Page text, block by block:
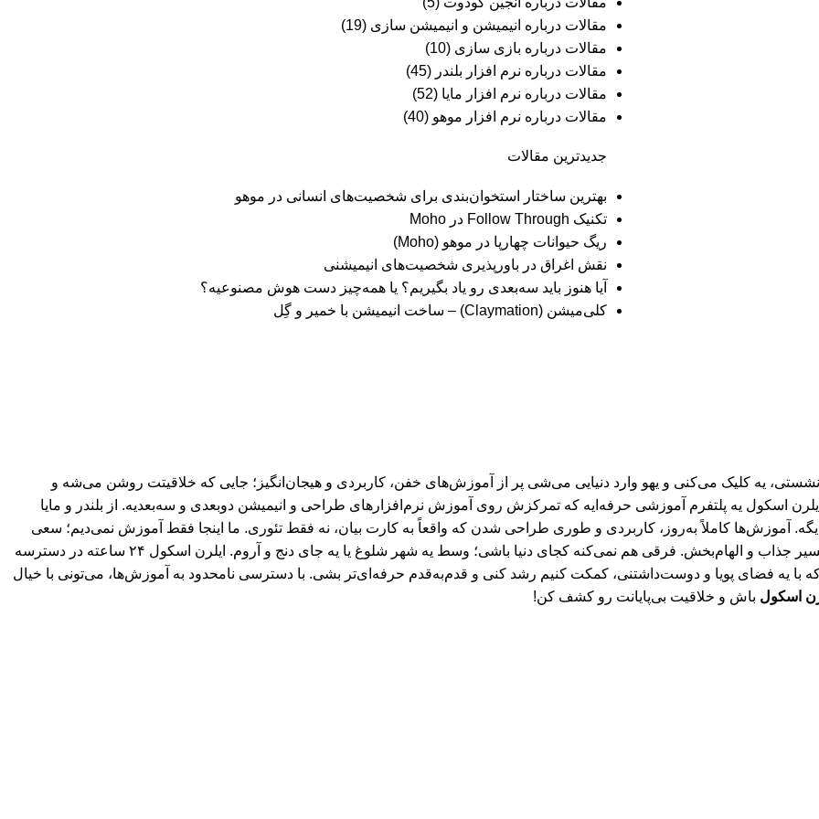
مقالات درباره انیمیشن و انیمیشن سازی (19)
مقالات درباره بازی سازی (10)
مقالات درباره نرم افزار بلندر (45)
مقالات درباره نرم افزار مایا (52)
مقالات درباره نرم افزار موهو (40)
جدیدترین مقالات
بهترین ساختار استخوان‌بندی برای شخصیت‌های انسانی در موهو
تکنیک Follow Through در Moho
ریگ حیوانات چهارپا در موهو (Moho)
نقش اغراق در باورپذیری شخصیت‌های انیمیشنی
آیا هنوز باید سه‌بعدی‌ رو یاد بگیریم؟ یا همه‌چیز دست هوش مصنوعیه؟
کلی‌میشن (Claymation) – ساخت انیمیشن با خمیر و گِل
یه کلیک می‌کنی و یهو وارد دنیایی می‌شی پر از آموزش‌های خفن، کاربردی و هیجان‌انگیز؛ جایی که خلاقیتت روشن می‌شه و
اسکول یه پلتفرم آموزشی حرفه‌ایه که تمرکزش روی آموزش نرم‌افزارهای طراحی و انیمیشن دو‌بعدی و سه‌بعدیه. از بلندر و مایا
آموزش‌ها کاملاً به‌روز، کاربردی و طوری طراحی شدن که واقعاً به کارت بیان، نه فقط تئوری. ما اینجا فقط آموزش نمی‌دیم؛ سعی
می‌کنیم یادگیری رو از یه کار خشک و خسته‌کننده، تبدیل کنیم به یه مسیر جذاب و الهام‌بخش. فرقی هم نمی‌کنه کجای دنیا باشی؛ وسط یه شهر شلوغ یا یه جای دنج و آروم. ایلرن اسکول ۲۴ ساعته در دسترسه
با یه فضای پویا و دوست‌داشتنی، کمکت کنیم رشد کنی و قدم‌به‌قدم حرفه‌ای‌تر بشی. با دسترسی نامحدود به آموزش‌ها، می‌تونی با خیال
اسکول باش و خلاقیت بی‌پایانت رو کشف کن!